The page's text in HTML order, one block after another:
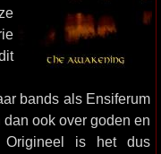
bands als Ensiferum
ook over goden en
Origineel is het dus